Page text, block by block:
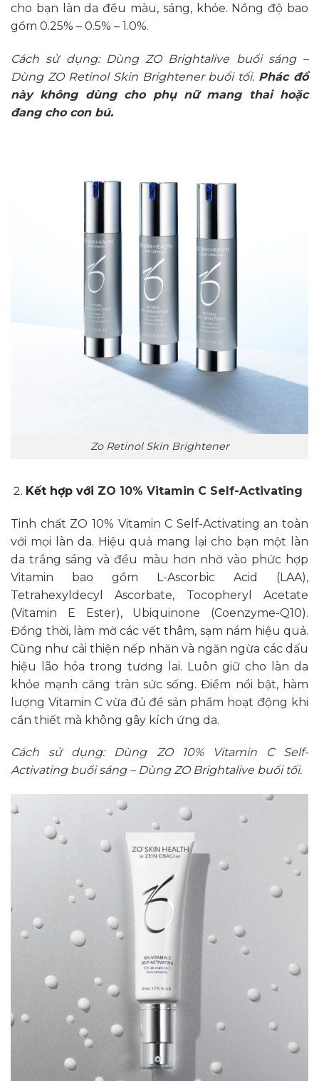
cho bạn làn da đều màu, sáng, khỏe. Nồng độ bao
gồm 0.25% – 0.5% – 1.0%.
Cách sử dụng: Dùng ZO Brightalive buổi sáng –
Dùng ZO Retinol Skin Brightener buổi tối. Phác đồ
này không dùng cho phụ nữ mang thai hoặc
đang cho con bú.
Zo Retinol Skin Brightener
Kết hợp với ZO 10% Vitamin C Self-Activating
Tinh chất ZO 10% Vitamin C Self-Activating an toàn
với mọi làn da. Hiệu quả mang lại cho bạn một làn
da trắng sáng và đều màu hơn nhờ vào phức hợp
Vitamin bao gồm L-Ascorbic Acid (LAA),
Tetrahexyldecyl Ascorbate, Tocopheryl Acetate
(Vitamin E Ester), Ubiquinone (Coenzyme-Q10).
Đồng thời, làm mờ các vết thâm, sạm nám hiệu quả.
Cũng như cải thiện nếp nhăn và ngăn ngừa các dấu
hiệu lão hóa trong tương lai. Luôn giữ cho làn da
khỏe mạnh căng tràn sức sống. Điểm nổi bật, hàm
lượng Vitamin C vừa đủ để sản phẩm hoạt động khi
cần thiết mà không gây kích ứng da.
Cách sử dụng: Dùng ZO 10% Vitamin C Self-
Activating buổi sáng – Dùng ZO Brightalive buổi tối.